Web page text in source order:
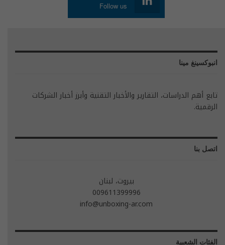
Follow us
انبوكسينغ مينا
تابع أهم الدراسات، التقارير والأخبار التقنية وأبرز أخبار الشركات
الرقمية.
اتصل بنا
بيروت، لبنان
009611399996
info@unboxing-ar.com
الفئات الشعبية